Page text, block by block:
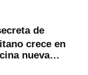
de
crece en
nueva